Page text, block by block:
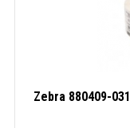
Zebra 880409-